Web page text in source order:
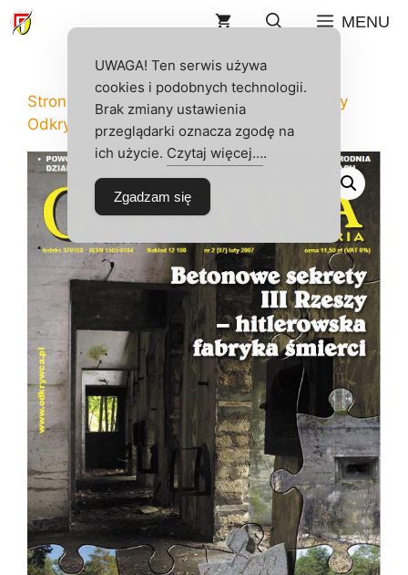
Przejdź
do
MENU
Strona główna/ Sklep / Odkrywca
Numery
Odkrywcy/ ODKRYWCA 2/2007
UWAGA! Ten serwis używa
cookies i podobnych technologii.
Brak zmiany ustawienia
przeglądarki oznacza zgodę na
ich użycie. Czytaj więcej….
Zgadzam się